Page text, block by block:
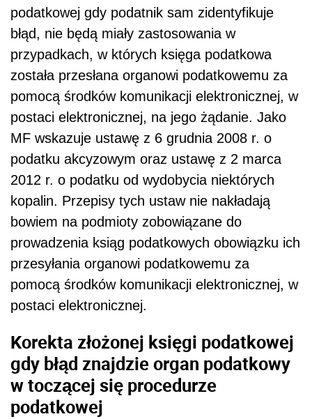
podatkowej gdy podatnik sam zidentyfikuje
błąd, nie będą miały zastosowania w
przypadkach, w których księga podatkowa
została przesłana organowi podatkowemu za
pomocą środków komunikacji elektronicznej, w
postaci elektronicznej, na jego żądanie. Jako
MF wskazuje ustawę z 6 grudnia 2008 r. o
podatku akcyzowym oraz ustawę z 2 marca
2012 r. o podatku od wydobycia niektórych
kopalin. Przepisy tych ustaw nie nakładają
bowiem na podmioty zobowiązane do
prowadzenia ksiąg podatkowych obowiązku ich
przesyłania organowi podatkowemu za
pomocą środków komunikacji elektronicznej, w
postaci elektronicznej.
Korekta złożonej księgi podatkowej
gdy błąd znajdzie organ podatkowy
w toczącej się procedurze
podatkowej